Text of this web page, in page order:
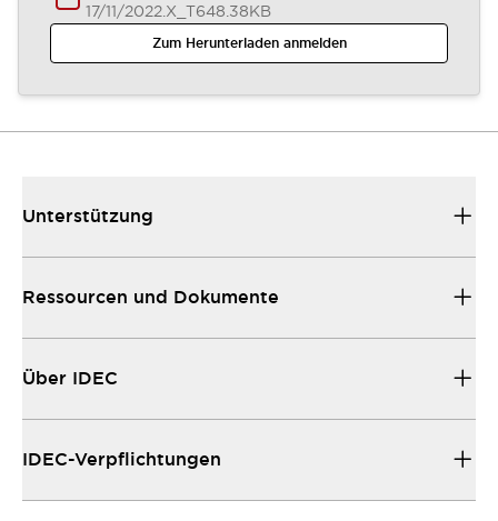
17/11/2022.X_T648.38KB
Zum Herunterladen anmelden
Unterstützung
Ressourcen und Dokumente
Über IDEC
IDEC-Verpflichtungen